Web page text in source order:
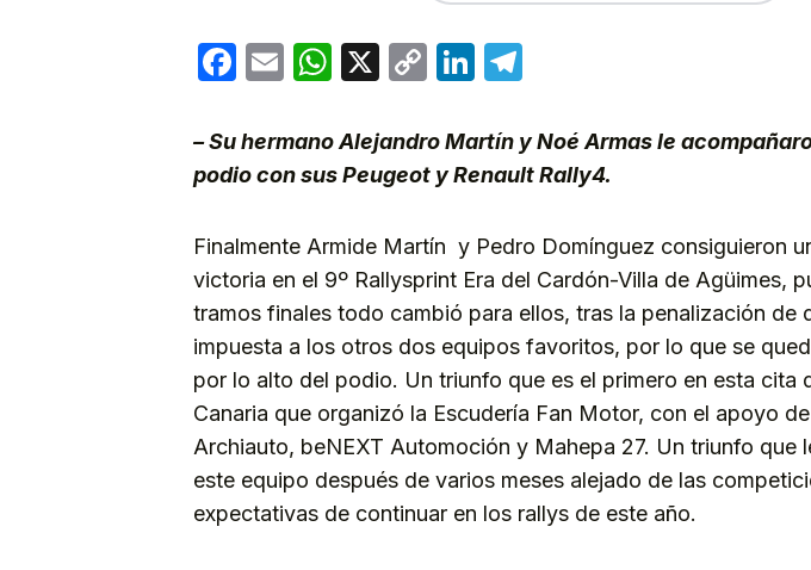
Facebook
EmailWhatsApp
X
CopyLinkedIn
– Su hermano Alejandro Martín y Noé Armas le
podio con sus Peugeot y Renault Rally4.
Finalmente Armide Martín y Pedro Domínguez consiguieron
victoria en el 9º Rallysprint Era del Cardón-Villa de Agüimes,
tramos finales todo cambió para ellos, tras la penalización de
impuesta a los otros dos equipos favoritos, por lo que se
por lo alto del podio. Un triunfo que es el primero en esta cita
Canaria que organizó la Escudería Fan Motor, con el apoyo
Archiauto, beNEXT Automoción y Mahepa 27. Un triunfo que
este equipo después de varios meses alejado de las
expectativas de continuar en los rallys de este año.